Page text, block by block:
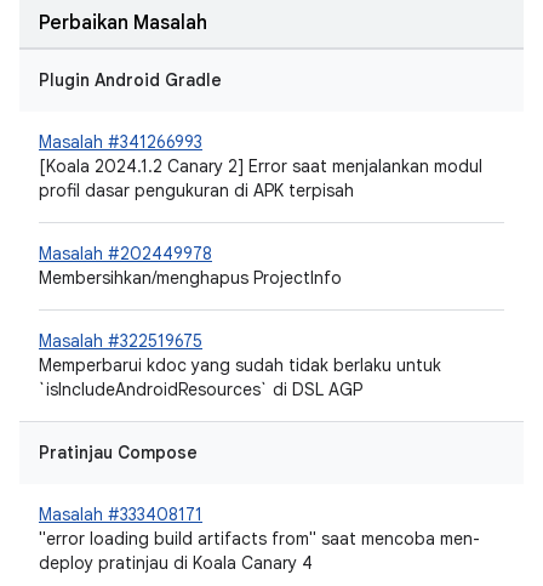
Perbaikan Masalah
Plugin Android Gradle
Masalah #341266993
[Koala 2024.1.2 Canary 2] Error saat menjalankan modul
profil dasar pengukuran di APK terpisah
Masalah #202449978
Membersihkan/menghapus ProjectInfo
Masalah #322519675
Memperbarui kdoc yang sudah tidak berlaku untuk
`isIncludeAndroidResources` di DSL AGP
Pratinjau Compose
Masalah #333408171
"error loading build artifacts from" saat mencoba men-
deploy pratinjau di Koala Canary 4